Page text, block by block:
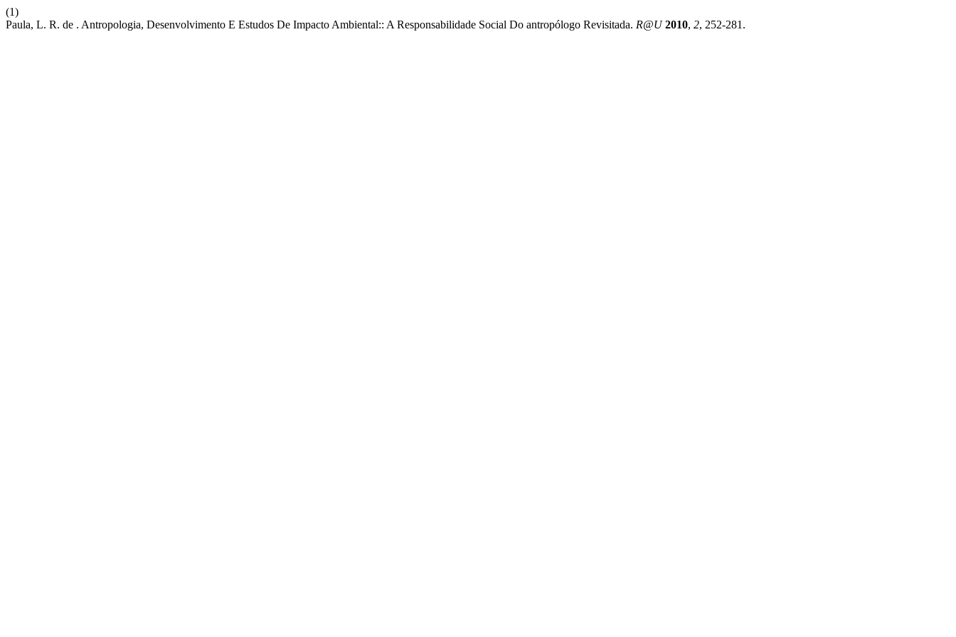
(1)
Paula, L. R. de . Antropologia, Desenvolvimento E Estudos De Impacto Ambiental:: A Responsabilidade Social Do antropólogo Revisitada. R@U 2010, 2, 252-281.